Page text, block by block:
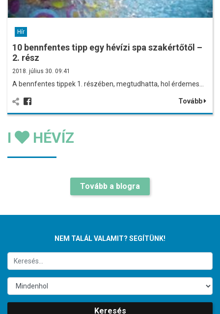
Hír
10 bennfentes tipp egy hévízi spa szakértőtől –
2. rész
2018. július 30. 09:41
A bennfentes tippek 1. részében, megtudhatta, hol érdemes…
Tovább
I HÉVÍZ
Tovább a blogra
NEM TALÁL VALAMIT? SEGÍTÜNK!
Keresés